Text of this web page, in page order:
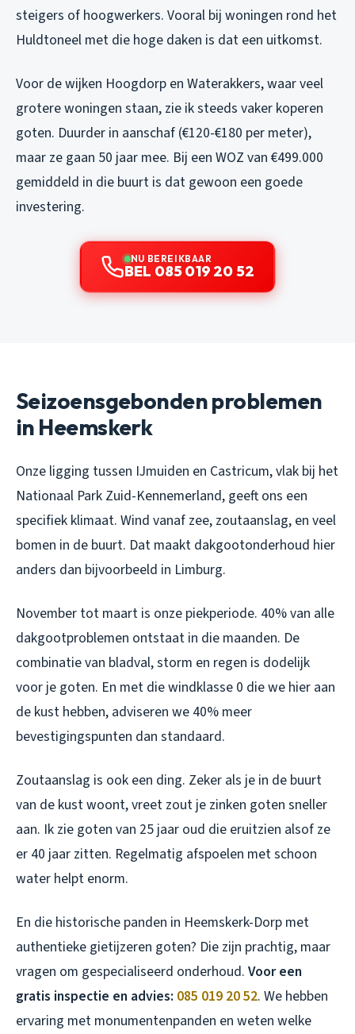
steigers of hoogwerkers. Vooral bij woningen rond het
Huldtoneel met die hoge daken is dat een uitkomst.
Voor de wijken Hoogdorp en Waterakkers, waar veel
grotere woningen staan, zie ik steeds vaker koperen
goten. Duurder in aanschaf (€120-€180 per meter),
maar ze gaan 50 jaar mee. Bij een WOZ van €499.000
gemiddeld in die buurt is dat gewoon een goede
investering.
NU BEREIKBAAR
BEL 085 019 20 52
Seizoensgebonden problemen
in Heemskerk
Onze ligging tussen IJmuiden en Castricum, vlak bij het
Nationaal Park Zuid-Kennemerland, geeft ons een
specifiek klimaat. Wind vanaf zee, zoutaanslag, en veel
bomen in de buurt. Dat maakt dakgootonderhoud hier
anders dan bijvoorbeeld in Limburg.
November tot maart is onze piekperiode. 40% van alle
dakgootproblemen ontstaat in die maanden. De
combinatie van bladval, storm en regen is dodelijk
voor je goten. En met die windklasse 0 die we hier aan
de kust hebben, adviseren we 40% meer
bevestigingspunten dan standaard.
Zoutaanslag is ook een ding. Zeker als je in de buurt
van de kust woont, vreet zout je zinken goten sneller
aan. Ik zie goten van 25 jaar oud die eruitzien alsof ze
er 40 jaar zitten. Regelmatig afspoelen met schoon
water helpt enorm.
En die historische panden in Heemskerk-Dorp met
authentieke gietijzeren goten? Die zijn prachtig, maar
vragen om gespecialiseerd onderhoud. Voor een
gratis inspectie en advies: 085 019 20 52. We hebben
ervaring met monumentenpanden en weten welke